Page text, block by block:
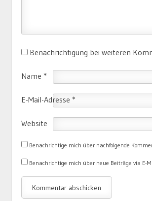
Benachrichtigung bei weiteren
Name *
E-Mail-Adresse *
Website
Benachrichtige mich über nachfolgende
Benachrichtige mich über neue Beiträge via E-